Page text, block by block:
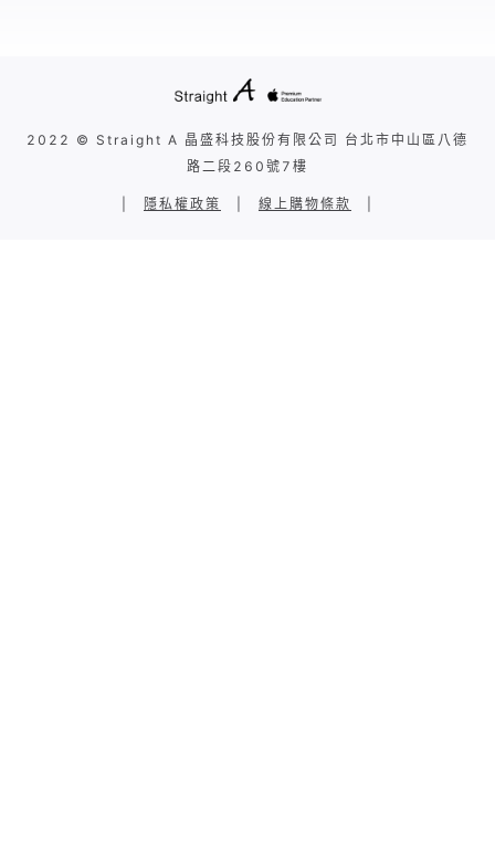
2022 © Straight A 晶盛科技股份有限公司 台北市中山區八德
路二段260號7樓
隱私權政策 線上購物條款